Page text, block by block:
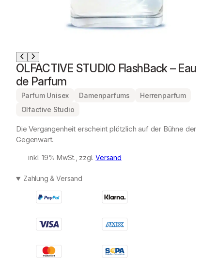
OLFACTIVE STUDIO FlashBack – Eau
de Parfum
Parfum Unisex Damenparfums
Herrenparfum
Olfactive Studio
Die Vergangenheit erscheint plötzlich auf der Bühne der
Gegenwart.
inkl. 19% MwSt., zzgl.Versand
Zahlung & Versand